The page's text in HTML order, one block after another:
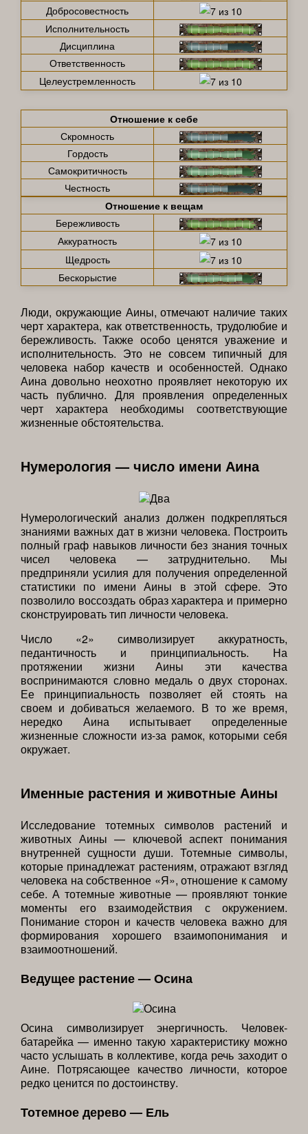
Добросовестность
Исполнительность
Дисциплина
Ответственность
Целеустремленность
Отношение к себе
Скромность
Гордость
Самокритичность
Честность
Отношение к вещам
Бережливость
Аккуратность
Щедрость
Бескорыстие
Люди, окружающие Аины, отмечают наличие таких
черт характера, как ответственность, трудолюбие и
бережливость. Также особо ценятся уважение и
исполнительность. Это не совсем типичный для
человека набор качеств и особенностей. Однако
Аина довольно неохотно проявляет некоторую их
часть публично. Для проявления определенных
черт характера необходимы соответствующие
жизненные обстоятельства.
Нумерология — число имени Аина
Нумерологический анализ должен подкрепляться
знаниями важных дат в жизни человека. Построить
полный граф навыков личности без знания точных
чисел человека — затруднительно. Мы
предприняли усилия для получения определенной
статистики по имени Аины в этой сфере. Это
позволило воссоздать образ характера и примерно
сконструировать тип личности человека.
Число «2» символизирует аккуратность,
педантичность и принципиальность. На
протяжении жизни Аины эти качества
воспринимаются словно медаль о двух сторонах.
Ее принципиальность позволяет ей стоять на
своем и добиваться желаемого. В то же время,
нередко Аина испытывает определенные
жизненные сложности из-за рамок, которыми себя
окружает.
Именные растения и животные Аины
Исследование тотемных символов растений и
животных Аины — ключевой аспект понимания
внутренней сущности души. Тотемные символы,
которые принадлежат растениям, отражают взгляд
человека на собственное «Я», отношение к самому
себе. А тотемные животные — проявляют тонкие
моменты его взаимодействия с окружением.
Понимание сторон и качеств человека важно для
формирования хорошего взаимопонимания и
взаимоотношений.
Ведущее растение — Осина
Осина символизирует энергичность. Человек-
батарейка — именно такую характеристику можно
часто услышать в коллективе, когда речь заходит о
Аине. Потрясающее качество личности, которое
редко ценится по достоинству.
Тотемное дерево — Ель